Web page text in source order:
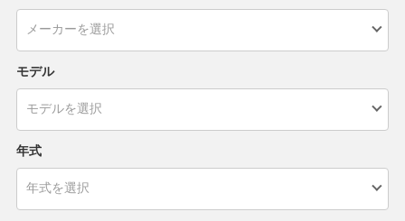
モデル
年式